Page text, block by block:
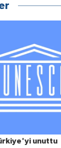
unuttu